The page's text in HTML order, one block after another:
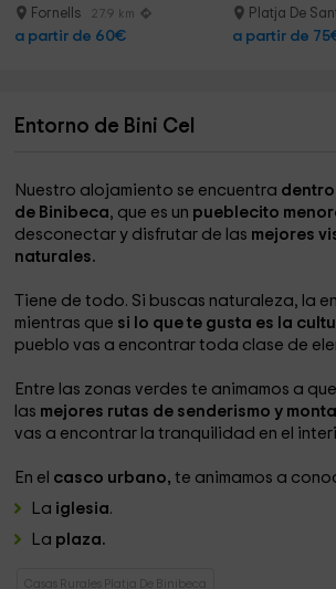
Fornells 27.9 km
a partir de 60€
Platja De
a partir de
Entorno de Bini Cel
Nuestro alojamiento se encuentra
de Binibeca, que es un pueblecito
desconectar y disfrutar de las mejores
naturales.
Tiene de todo. Si buscas naturaleza, la
mientras que si lo que te gusta es la
pueblo vas a encontrar toda clase de
Entre las zonas verdes te animamos a
las mejores rutas de senderismo y
vas a encontrar la tranquilidad en el
En el casco urbano, te animamos a
La iglesia.
La plaza.
Casas Rurales Platja De Binibeca